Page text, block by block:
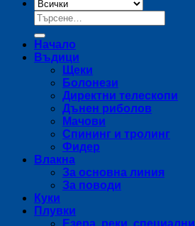
Търсене
за:
Начало
Въдици
Щеки
Болонези
Директни телескопи
Дънен риболов
Мачови
Спининг и тролинг
Фидер
Влакна
За основна линия
За поводи
Куки
Плувки